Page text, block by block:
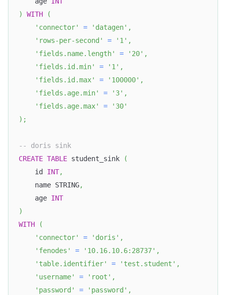
)
WITH
(
'connector'
= 'datagen' ,
'rows-per-second'
= '1' ,
'fields.name.length'
= '20' ,
'fields.id.min'
= '1' ,
'fields.id.max'
= '100000' ,
'fields.age.min'
= '3' ,
'fields.age.max'
=
'30'
) ;
-- doris sink
CREATE TABLE student_sink
(
    id
INT,
    name STRING
,
    age
INT
)
WITH
(
'connector'
= 'doris' ,
'fenodes'
= '10.16.10.6:28737' ,
'table.identifier'
= 'test.student' ,
'username'
= 'root' ,
'password'
= 'password' ,